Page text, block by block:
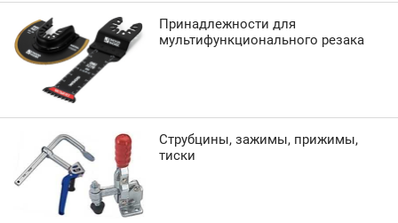
Принадлежности для
мультифункционального резака
Струбцины, зажимы, прижимы,
тиски